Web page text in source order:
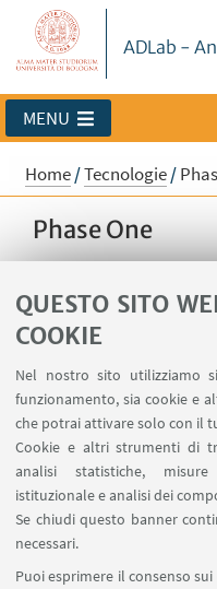
QUESTO SITO
COOKIE
Nel nostro sito utilizziamo
funzionamento, sia cookie e
che potrai attivare solo con il
Cookie e altri strumenti di
analisi statistiche,
istituzionale e analisi dei
Se chiudi questo banner
necessari.
Puoi esprimere il consenso
ADLab -
MENU
Home/Tecnologie/
Phase One
L'imaging
una gamma di
spettro
luminose e filtri.